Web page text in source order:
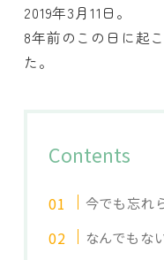
2019年3月11日。
8年前のこの日に起
た。
Contents
今でも忘れ
なんでもな